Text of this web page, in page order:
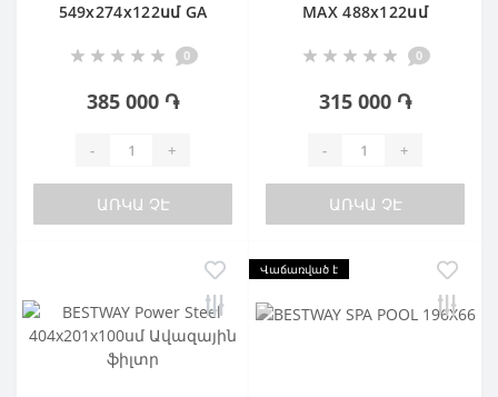
549х274х122սմ GA
0
385 000 ֏
- +
ԱՌԿԱ ՉԷ
MAX 488х122սմ
0
315 000 ֏
- +
ԱՌԿԱ ՉԷ
Վաճառված է